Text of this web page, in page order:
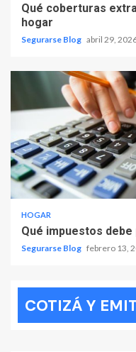
Qué coberturas
hogar
Segurarse Blog abril 29,
HOGAR
Qué impuestos debe
Segurarse Blog febrero 13,
COTIZÁ Y